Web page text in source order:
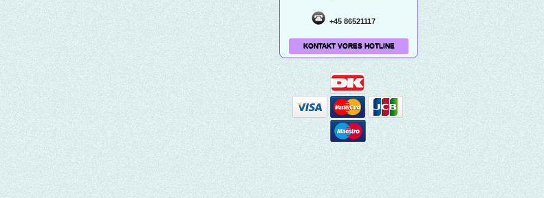
+45 86521117
KONTAKT VORES HOTLINE